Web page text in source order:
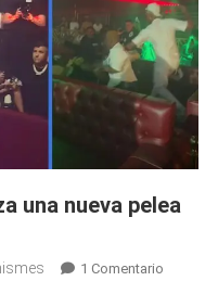
Miami
Encontró
A
Taiger
Herido
De
una nueva pelea
1 ComentarioEn